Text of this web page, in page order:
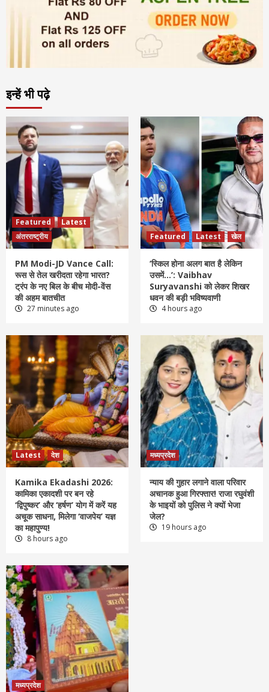
इन्हें भी पढ़े
Featured
Latest
अंतरराष्ट्रीय
PM Modi-JD Vance Call:
रूस से तेल खरीदता रहेगा भारत?
ट्रंप के नए बिल के बीच मोदी-वेंस
की अहम बातचीत
27 minutes ago
Featured Latest खेल
‘स्किल होना अलग बात है लेकिन
उसमें…’: Vaibhav
Suryavanshi को लेकर शिखर
धवन की बड़ी भविष्यवाणी
4 hours ago
Latest देश
Kamika Ekadashi 2026:
कामिका एकादशी पर बन रहे
‘द्विपुष्कर’ और ‘हर्षण’ योग में करें यह
अचूक साधना, मिलेगा ‘वाजपेय’ यज्ञ
का महापुण्य!
8 hours ago
मध्यप्रदेश
न्याय की गुहार लगाने वाला परिवार
अचानक हुआ गिरफ्तार! राजा रघुवंशी
के भाइयों को पुलिस ने क्यों भेजा
जेल?
19 hours ago
मध्यप्रदेश